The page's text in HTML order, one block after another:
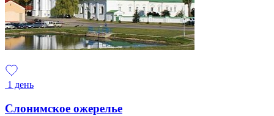
1 день
Слонимское ожерелье